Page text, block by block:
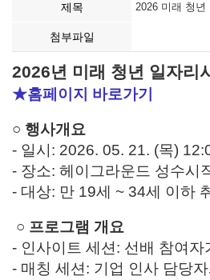
제목 2026 미래 청년
첨부파일
2026년 미래 청년 일자리
★홈페이지 바로가기
○ 행사개요
- 일시: 2026. 05. 21. (목)
- 장소: 헤이그라운드 성수시
- 대상: 만 19세 ~ 34세 이하
○ 프로그램 개요
- 인사이트 세션: 선배 참여
- 매칭 세션: 기업 인사 담당